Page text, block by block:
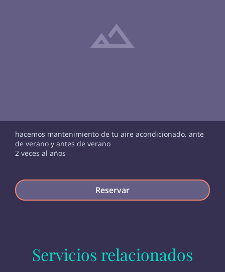
hacemos mantenimiento de tu aire acondicionado. ante
de verano y antes de verano
2 veces al años
Reservar
Servicios relacionados